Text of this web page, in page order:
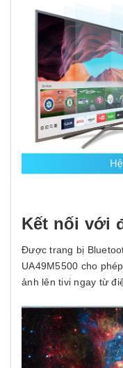
Kết nối với
Được trang bị
UA49M5500 cho
ảnh lên tivi ngay từ